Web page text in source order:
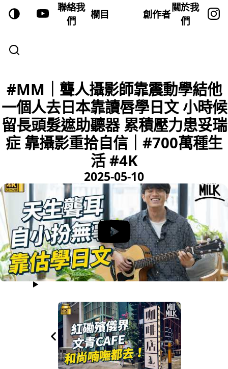
聯絡我
們
欄目 創作者
關於我
們
#MM｜聾人攝影師靠震動學結他
一個人去日本靠讀唇學日文 小時候
留長頭髮遮助聽器 累積壓力患妥瑞
症 靠攝影重拾自信｜#700萬種生
活 #4K
2025-05-10